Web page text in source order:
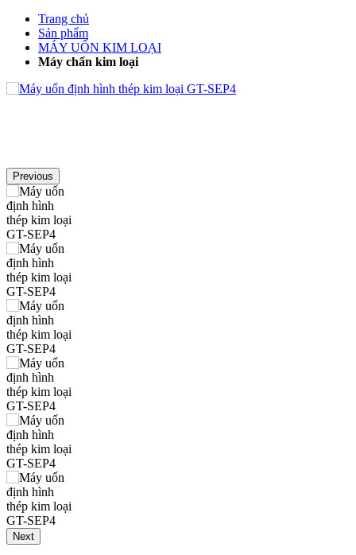
Trang chủ
Sản phẩm
MÁY UỐN KIM LOẠI
Máy chấn kim loại
Previous
Next